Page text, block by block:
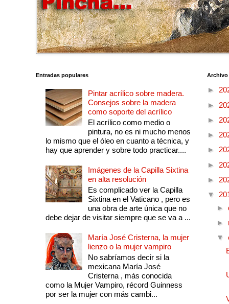
Entradas populares
Pintar acrílico sobre madera.
Consejos sobre la madera
como soporte del acrílico
El acrílico como medio o
pintura, no es ni mucho menos
lo mismo que el óleo en cuanto a técnica, y
hay que aprender y sobre todo practicar....
Imágenes de la Capilla Sixtina
en alta resolución
Es complicado ver la Capilla
Sixtina en el Vaticano , pero es
una obra de arte única que no
debe dejar de visitar siempre que se va a ...
María José Cristerna, la mujer
lienzo o la mujer vampiro
No sabríamos decir si la
mexicana María José
Cristerna , más conocida
como la Mujer Vampiro, récord Guinness
por ser la mujer con más cambi...
►
►
►
►
►
►
►
▼
►
►
▼